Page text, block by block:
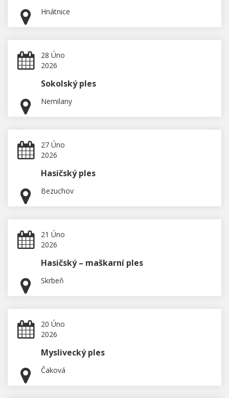
Hnátnice
28 Úno
2026
Sokolský ples
Nemilany
27 Úno
2026
Hasičský ples
Bezuchov
21 Úno
2026
Hasičský – maškarní ples
Skrbeň
20 Úno
2026
Myslivecký ples
Čaková